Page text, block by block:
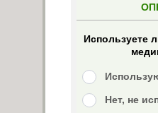
Используете
Нет, не